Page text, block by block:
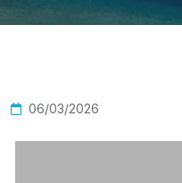
06/03/2026